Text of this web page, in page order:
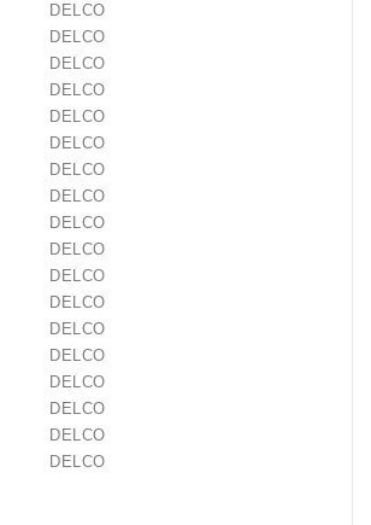
DELCO
DELCO
DELCO
DELCO
DELCO
DELCO
DELCO
DELCO
DELCO
DELCO
DELCO
DELCO
DELCO
DELCO
DELCO
DELCO
DELCO
DELCO